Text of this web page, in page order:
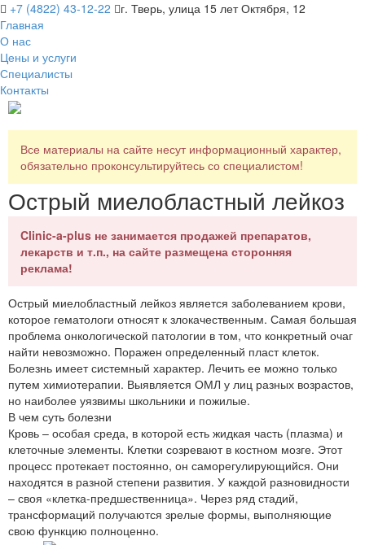
+7 (4822) 43-12-22
г. Тверь, улица 15 лет Октября, 12
Главная
О нас
Цены и услуги
Специалисты
Контакты
Все материалы на сайте несут информационный характер,
обязательно проконсультируйтесь со специалистом!
Острый миелобластный лейкоз
Clinic-a-plus не занимается продажей препаратов,
лекарств и т.п., на сайте размещена сторонняя
реклама!
Острый миелобластный лейкоз является заболеванием крови,
которое гематологи относят к злокачественным. Самая большая
проблема онкологической патологии в том, что конкретный очаг
найти невозможно. Поражен определенный пласт клеток.
Болезнь имеет системный характер. Лечить ее можно только
путем химиотерапии. Выявляется ОМЛ у лиц разных возрастов,
но наиболее уязвимы школьники и пожилые.
В чем суть болезни
Кровь – особая среда, в которой есть жидкая часть (плазма) и
клеточные элементы. Клетки созревают в костном мозге. Этот
процесс протекает постоянно, он саморегулирующийся. Они
находятся в разной степени развития. У каждой разновидности
– своя «клетка-предшественница». Через ряд стадий,
трансформаций получаются зрелые формы, выполняющие
свою функцию полноценно.